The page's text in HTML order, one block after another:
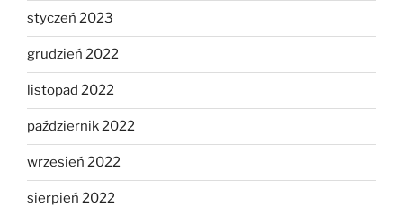
styczeń 2023
grudzień 2022
listopad 2022
październik 2022
wrzesień 2022
sierpień 2022